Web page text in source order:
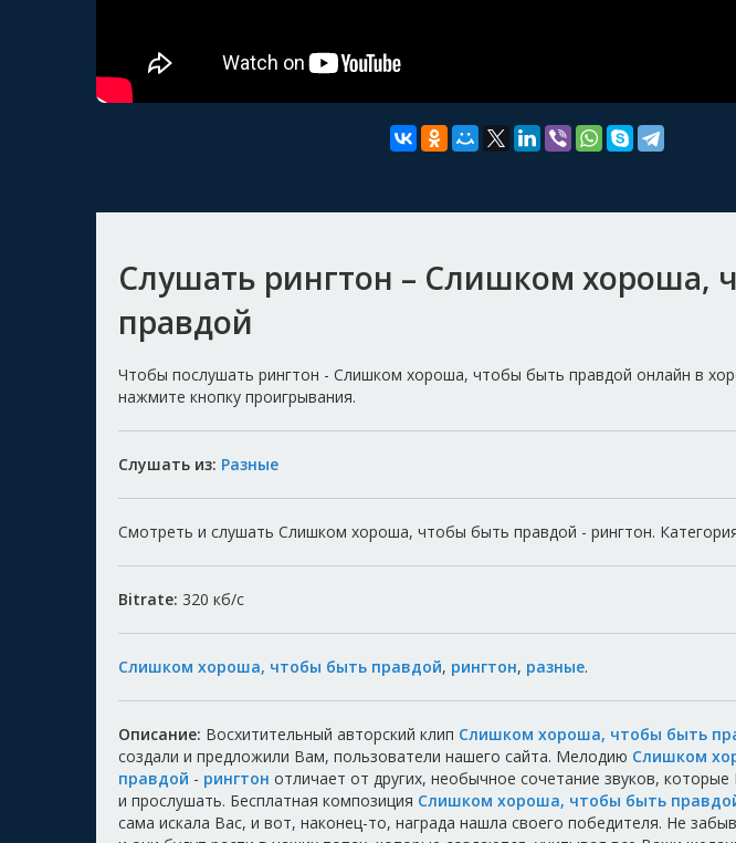
Слушать рингтон – Слишком хороша,
правдой
Чтобы послушать рингтон - Слишком хороша, чтобы быть правдой онлайн в
нажмите кнопку проигрывания.
Слушать из: Разные
Смотреть и слушать Слишком хороша, чтобы быть правдой - рингтон.
Bitrate: 320 кб/с
Слишком хороша, чтобы быть правдой, рингтон, разные.
Описание: Восхитительный авторский клип Слишком хороша, чтобы быть
создали и предложили Вам, пользователи нашего сайта. Мелодию Слишком
правдой - рингтон отличает от других, необычное сочетание звуков,
и прослушать. Бесплатная композиция Слишком хороша, чтобы быть
сама искала Вас, и вот, наконец-то, награда нашла своего победителя. Не